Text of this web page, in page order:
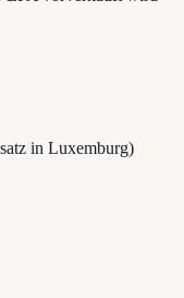
in Luxemburg)